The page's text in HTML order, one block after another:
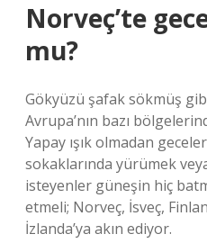
Norveç’te
mu?
Gökyüzü şafak sökmüş
Avrupa’nın bazı
Yapay ışık olmadan
sokaklarında yürümek
isteyenler güneşin hiç
etmeli; Norveç, İsveç,
İzlanda’ya akın ediyor.